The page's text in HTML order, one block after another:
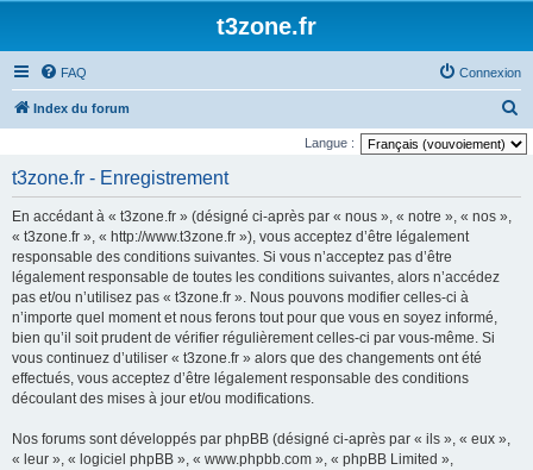
t3zone.fr
FAQ Connexion
Index du forum
e
Langue :
t3zone.fr - Enregistrement
En accédant à « t3zone.fr » (désigné ci-après par « nous », « notre », « nos »,
« t3zone.fr », « http://www.t3zone.fr »), vous acceptez d’être légalement
responsable des conditions suivantes. Si vous n’acceptez pas d’être
légalement responsable de toutes les conditions suivantes, alors n’accédez
pas et/ou n’utilisez pas « t3zone.fr ». Nous pouvons modifier celles-ci à
n’importe quel moment et nous ferons tout pour que vous en soyez informé,
bien qu’il soit prudent de vérifier régulièrement celles-ci par vous-même. Si
vous continuez d’utiliser « t3zone.fr » alors que des changements ont été
effectués, vous acceptez d’être légalement responsable des conditions
découlant des mises à jour et/ou modifications.
Nos forums sont développés par phpBB (désigné ci-après par « ils », « eux »,
« leur », « logiciel phpBB », « www.phpbb.com », « phpBB Limited »,